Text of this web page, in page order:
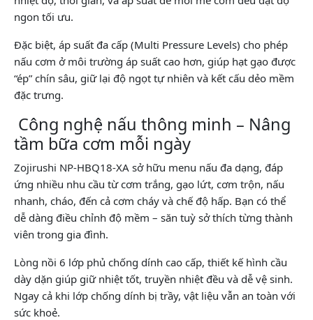
ngon tối ưu.
Đặc biệt, áp suất đa cấp (Multi Pressure Levels) cho phép
nấu cơm ở môi trường áp suất cao hơn, giúp hạt gạo được
“ép” chín sâu, giữ lại độ ngọt tự nhiên và kết cấu dẻo mềm
đặc trưng.
Công nghệ nấu thông minh – Nâng
tầm bữa cơm mỗi ngày
Zojirushi NP-HBQ18-XA sở hữu menu nấu đa dạng, đáp
ứng nhiều nhu cầu từ cơm trắng, gạo lứt, cơm trộn, nấu
nhanh, cháo, đến cả cơm cháy và chế độ hấp. Bạn có thể
dễ dàng điều chỉnh độ mềm – săn tuỳ sở thích từng thành
viên trong gia đình.
Lòng nồi 6 lớp phủ chống dính cao cấp, thiết kế hình cầu
dày dặn giúp giữ nhiệt tốt, truyền nhiệt đều và dễ vệ sinh.
Ngay cả khi lớp chống dính bị trầy, vật liệu vẫn an toàn với
sức khoẻ.